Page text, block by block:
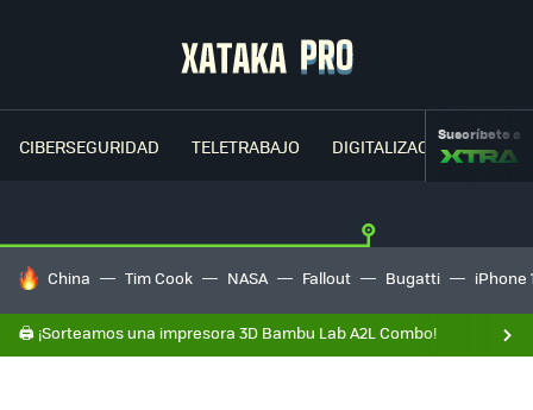
CIBERSEGURIDAD TELETRABAJO DIGITALIZACIÓNSuscríbete a
HOY SE HABLA DE
China Tim Cook NASA Fallout Bugatti iPhone
🖨️ ¡Sorteamos una impresora 3D Bambu Lab A2L Combo!